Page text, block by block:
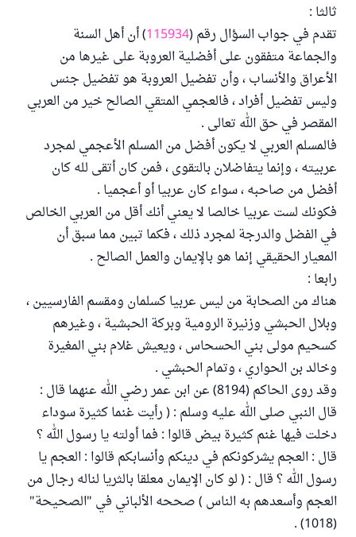
ثالثا :
تقدم في جواب السؤال رقم (115934) أن أهل السنة
والجماعة متفقون على أفضلية العروبة على غيرها من
الأعراق والأنساب ، وأن تفضيل العروبة هو تفضيل جنس
وليس تفضيل أفراد ، فالعجمي المتقي الصالح خير من العربي
المقصر في حق الله تعالى .
فالمسلم العربي لا يكون أفضل من المسلم الأعجمي لمجرد
عربيته ، وإنما يتفاضلان بالتقوى ، فمن كان أتقى لله كان
أفضل من صاحبه ، سواء كان عربيا أو أعجميا .
فكونك لست عربيا خالصا لا يعني أنك أقل من العربي الخالص
في الفضل والدرجة لمجرد ذلك ، فكما تبين مما سبق أن
المعيار الحقيقي إنما هو بالإيمان والعمل الصالح .
رابعا :
هناك من الصحابة من ليس عربيا كسلمان ومقسم الفارسيين ،
وبلال الحبشي وزنيرة الرومية وبركة الحبشية ، وغيرهم
كسحيم مولى بني الحسحاس ، ويعيش غلام بني المغيرة
وخالد بن الحواري ، وتمام الحبشي .
وقد روى الحاكم (8194) عن ابن عمر رضي الله عنهما قال :
قال النبي صلى الله عليه وسلم : ( رأيت غنما كثيرة سوداء
دخلت فيها غنم كثيرة بيض قالوا : فما أولته يا رسول الله ؟
قال : العجم يشركونكم في دينكم وأنسابكم قالوا : العجم يا
رسول الله ؟ قال : ( لو كان الإيمان معلقا بالثريا لناله رجال من
العجم وأسعدهم به الناس ) صححه الألباني في "الصحيحة"
(1018) .